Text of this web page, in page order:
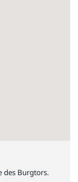
des Burgtors.